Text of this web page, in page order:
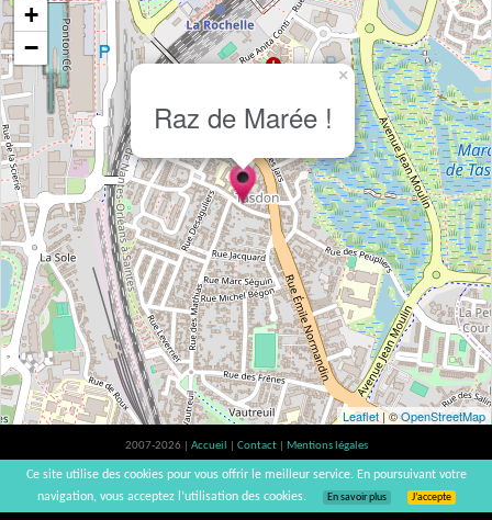
Raz de Marée !
×
+
−
Leaflet| ©OpenStreetMap
2007-2026 | Accueil Contact
Mentions légales
L'abus d'alcool est dangereux pour la santé, à consommer avec modération. |
vinsnaturels | v3.12
Ce site utilise des cookies pour vous offrir le meilleur service. En poursuivant votre
navigation, vous acceptez l’utilisation des cookies.
En savoir plus J’accepte